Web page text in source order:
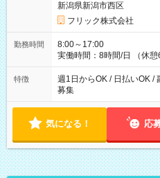
新潟県新潟市西区
フリック株式会社
勤務時間
8:00～17:00
実働時間：8時間/日 （休憩60
募集は行っておりません
特徴
週1日からOK / 日払いOK /
募集
気になる！ 応